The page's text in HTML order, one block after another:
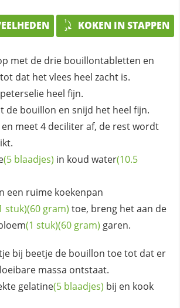
KOKEN IN STAPPEN
met de drie bouillontabletten en
dat het vlees heel zacht is.
heel fijn.
de bouillon en snijd het heel fijn.
meet 4 deciliter af, de rest wordt
(5 blaadjes) in koud water(10.5
een ruime koekenpan
stuk)(60 gram) toe, breng het aan de
(1 stuk)(60 gram) garen.
bij beetje de bouillon toe tot dat er
massa ontstaat.
gelatine(5 blaadjes) bij en kook